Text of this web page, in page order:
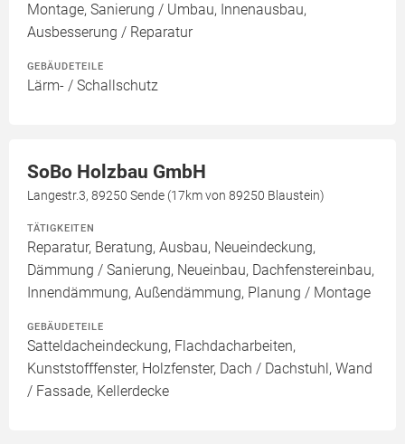
Montage, Sanierung / Umbau, Innenausbau,
Ausbesserung / Reparatur
GEBÄUDETEILE
Lärm- / Schallschutz
SoBo Holzbau GmbH
Langestr.3, 89250 Sende (17km von 89250 Blaustein)
TÄTIGKEITEN
Reparatur, Beratung, Ausbau, Neueindeckung,
Dämmung / Sanierung, Neueinbau, Dachfenstereinbau,
Innendämmung, Außendämmung, Planung / Montage
GEBÄUDETEILE
Satteldacheindeckung, Flachdacharbeiten,
Kunststofffenster, Holzfenster, Dach / Dachstuhl, Wand
/ Fassade, Kellerdecke